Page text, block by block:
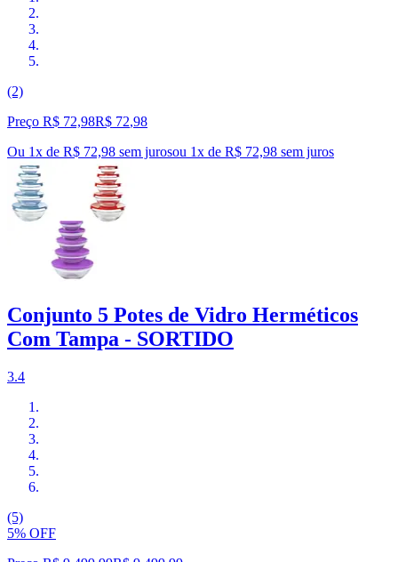
(2)
Preço R$ 72,98R$ 72,98
Ou 1x de R$ 72,98 sem jurosou 1x de R$ 72,98 sem juros
Conjunto 5 Potes de Vidro Herméticos
Com Tampa - SORTIDO
3.4
(5)
5% OFF